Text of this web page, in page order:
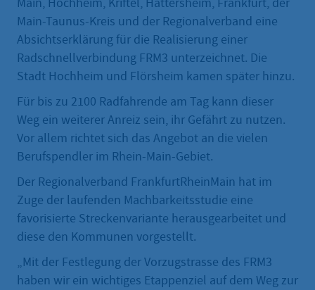
Main-Taunus-Kreis und der Regionalverband eine
Absichtserklärung für die Realisierung einer
Radschnellverbindung FRM3 unterzeichnet. Die
Stadt Hochheim und Flörsheim kamen später hinzu.
Für bis zu 2100 Radfahrende am Tag kann dieser
Weg ein weiterer Anreiz sein, ihr Gefährt zu nutzen.
Vor allem richtet sich das Angebot an die vielen
Berufspendler im Rhein-Main-Gebiet.
Der Regionalverband FrankfurtRheinMain hat im
Zuge der laufenden Machbarkeitsstudie eine
favorisierte Streckenvariante herausgearbeitet und
diese den Kommunen vorgestellt.
„Mit der Festlegung der Vorzugstrasse des FRM3
haben wir ein wichtiges Etappenziel auf dem Weg zur